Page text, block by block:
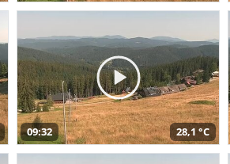
09:32 28,1 °C